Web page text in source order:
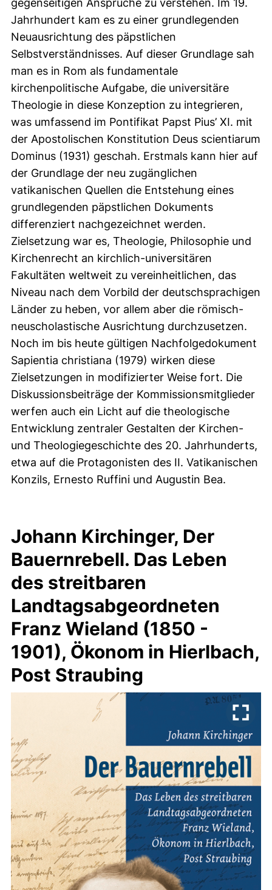
gegenseitigen Ansprüche zu verstehen. Im 19.
Jahrhundert kam es zu einer grundlegenden
Neuausrichtung des päpstlichen
Selbstverständnisses. Auf dieser Grundlage sah
man es in Rom als fundamentale
kirchenpolitische Aufgabe, die universitäre
Theologie in diese Konzeption zu integrieren,
was umfassend im Pontifikat Papst Pius’ XI. mit
der Apostolischen Konstitution Deus scientiarum
Dominus (1931) geschah. Erstmals kann hier auf
der Grundlage der neu zugänglichen
vatikanischen Quellen die Entstehung eines
grundlegenden päpstlichen Dokuments
differenziert nachgezeichnet werden.
Zielsetzung war es, Theologie, Philosophie und
Kirchenrecht an kirchlich-universitären
Fakultäten weltweit zu vereinheitlichen, das
Niveau nach dem Vorbild der deutschsprachigen
Länder zu heben, vor allem aber die römisch-
neuscholastische Ausrichtung durchzusetzen.
Noch im bis heute gültigen Nachfolgedokument
Sapientia christiana (1979) wirken diese
Zielsetzungen in modifizierter Weise fort. Die
Diskussionsbeiträge der Kommissionsmitglieder
werfen auch ein Licht auf die theologische
Entwicklung zentraler Gestalten der Kirchen-
und Theologiegeschichte des 20. Jahrhunderts,
etwa auf die Protagonisten des II. Vatikanischen
Konzils, Ernesto Ruffini und Augustin Bea.
Johann Kirchinger, Der
Bauernrebell. Das Leben
des streitbaren
Landtagsabgeordneten
Franz Wieland (1850 -
1901), Ökonom in Hierlbach,
Post Straubing